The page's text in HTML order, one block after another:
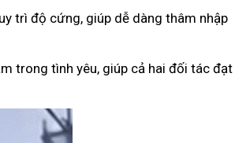
trì độ cứng, giúp dễ dàng thâm nhập
trong tình yêu, giúp cả hai đối tác đạt